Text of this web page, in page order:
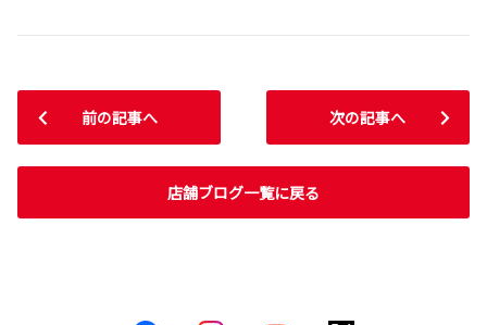
前の記事へ
店舗ブログ一覧に戻る
次の記事へ